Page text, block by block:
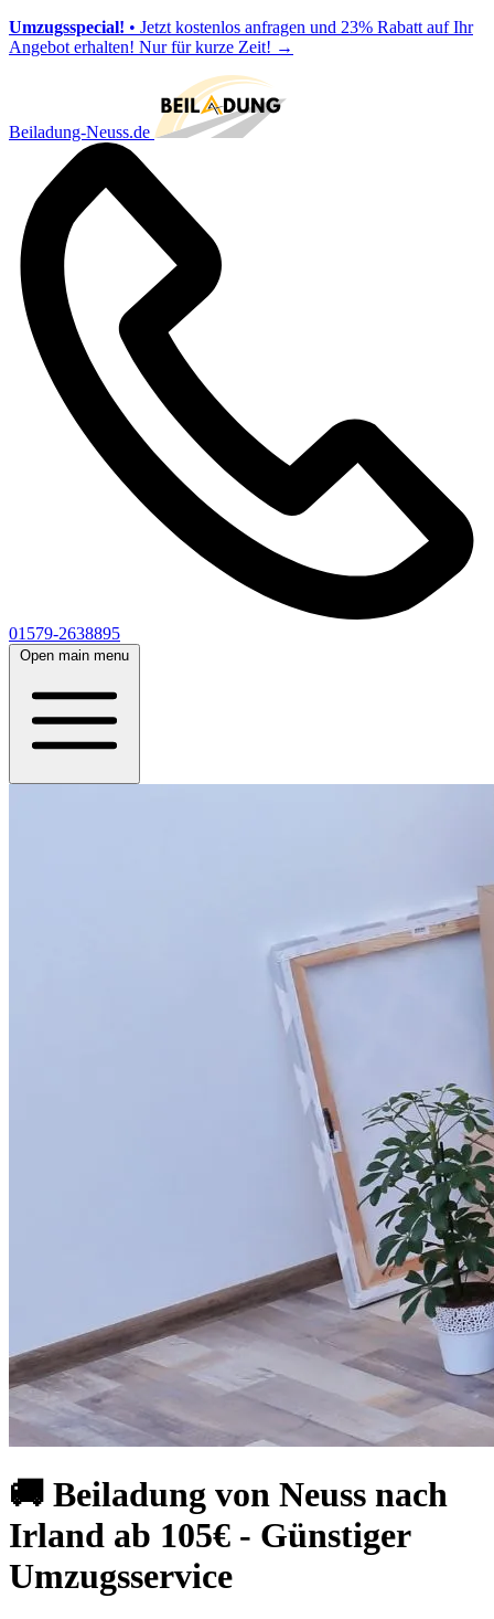
Umzugsspecial! • Jetzt kostenlos anfragen und 23% Rabatt auf Ihr
Angebot erhalten! Nur für kurze Zeit! →
Beiladung-Neuss.de
01579-2638895
Open main menu
🚚 Beiladung von Neuss nach
Irland ab 105€ - Günstiger
Umzugsservice